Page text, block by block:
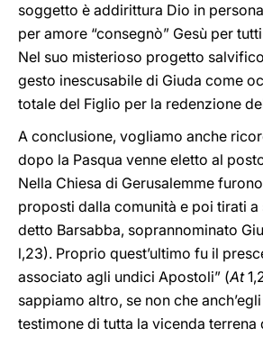
soggetto è addirittura Dio in
per amore “consegnò” Gesù per
Nel suo misterioso progetto
gesto inescusabile di Giuda come
totale del Figlio per la redenzione
A conclusione, vogliamo anche
dopo la Pasqua venne eletto al
Nella Chiesa di Gerusalemme
proposti dalla comunità e poi tirati a
detto Barsabba, soprannominato
l,23). Proprio quest’ultimo fu il
associato agli undici Apostoli” (At
sappiamo altro, se non che
testimone di tutta la vicenda